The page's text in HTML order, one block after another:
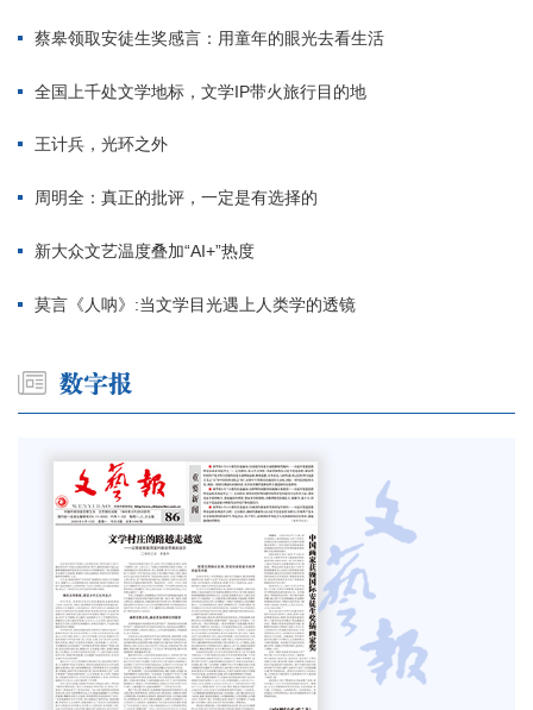
蔡皋领取安徒生奖感言：用童年的眼光去看生活
全国上千处文学地标，文学IP带火旅行目的地
王计兵，光环之外
周明全：真正的批评，一定是有选择的
新大众文艺温度叠加“AI+”热度
莫言《人呐》:当文学目光遇上人类学的透镜